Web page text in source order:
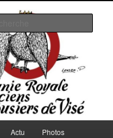
Actu Photos